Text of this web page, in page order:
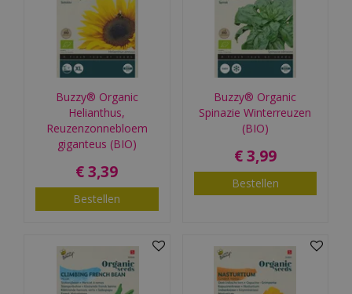
Buzzy® Organic
Helianthus,
Reuzenzonnebloem
giganteus (BIO)
€ 3,39
Bestellen
Buzzy® Organic
Spinazie Winterreuzen
(BIO)
€ 3,99
Bestellen